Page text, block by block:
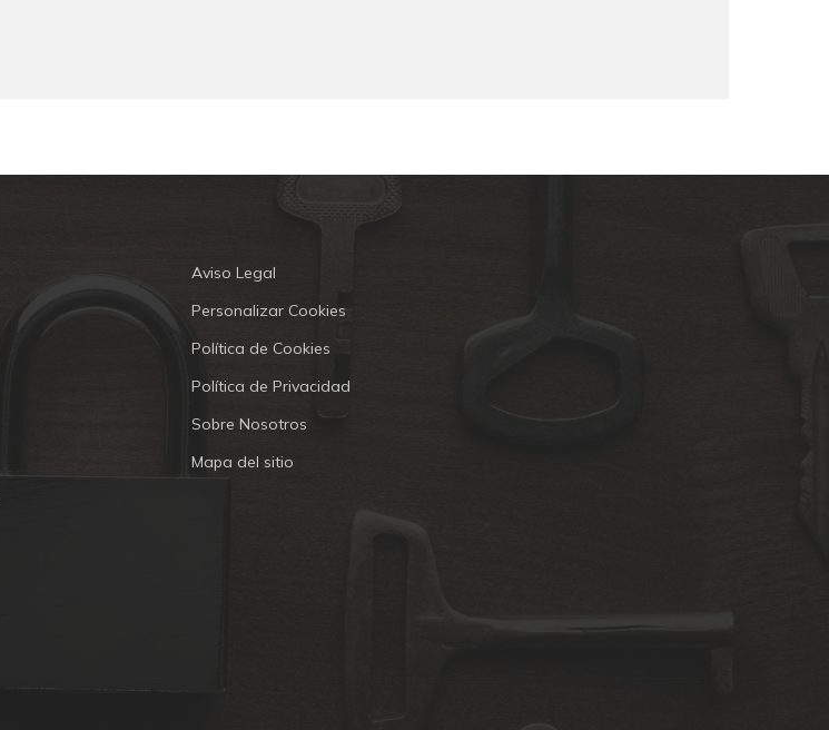
Aviso Legal
Personalizar Cookies
Política de Cookies
Política de Privacidad
Sobre Nosotros
Mapa del sitio